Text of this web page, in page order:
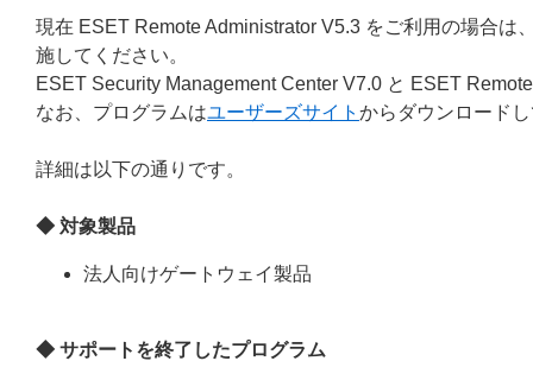
現在 ESET Remote Administrator V5.3 をご利用の場合
施してください。
ESET Security Management Center V7.0 と ESET
なお、プログラムはユーザーズサイト からダウンロード
詳細は以下の通りです。
◆ 対象製品
法人向けゲートウェイ製品
◆ サポートを終了したプログラム